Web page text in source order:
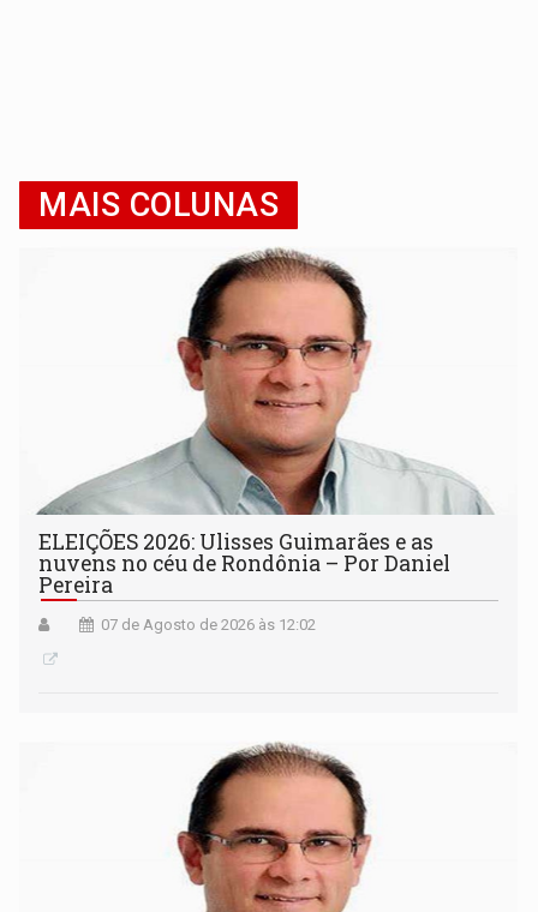
MAIS COLUNAS
ELEIÇÕES 2026: Ulisses Guimarães e as
nuvens no céu de Rondônia – Por Daniel
Pereira
07 de Agosto de 2026 às 12:02